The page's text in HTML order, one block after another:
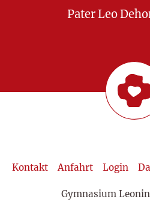
Pater Leo
Kontakt Anfahrt Login
Gymnasium